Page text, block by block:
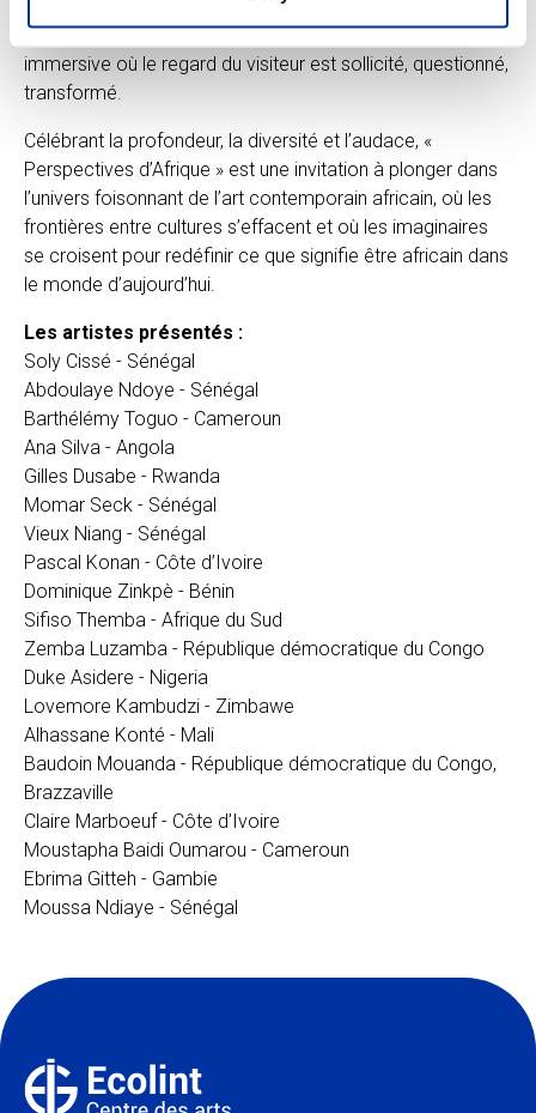
mémoire partagée, un avenir commun. Au-delà de
l’esthétique, cette exposition propose une expérience
immersive où le regard du visiteur est sollicité, questionné,
transformé.
Célébrant la profondeur, la diversité et l’audace, «
Perspectives d’Afrique » est une invitation à plonger dans
l’univers foisonnant de l’art contemporain africain, où les
frontières entre cultures s’effacent et où les imaginaires
se croisent pour redéfinir ce que signifie être africain dans
le monde d’aujourd’hui.
Les artistes présentés :
Soly Cissé - Sénégal
Abdoulaye Ndoye - Sénégal
Barthélémy Toguo - Cameroun
Ana Silva - Angola
Gilles Dusabe - Rwanda
Momar Seck - Sénégal
Vieux Niang - Sénégal
Pascal Konan - Côte d’Ivoire
Dominique Zinkpè - Bénin
Sifiso Themba - Afrique du Sud
Zemba Luzamba - République démocratique du Congo
Duke Asidere - Nigeria
Lovemore Kambudzi - Zimbawe
Alhassane Konté - Mali
Baudoin Mouanda - République démocratique du Congo,
Brazzaville
Claire Marboeuf - Côte d’Ivoire
Moustapha Baidi Oumarou - Cameroun
Ebrima Gitteh - Gambie
Moussa Ndiaye - Sénégal